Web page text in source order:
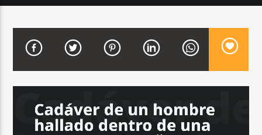
ARTIST
FIESTA DJ MIX